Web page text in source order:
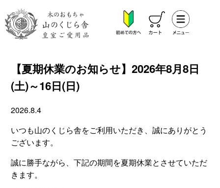
【夏期休業のお知らせ】2026年8月8日
(土)～16日(日)
2026.8.4
いつも山のくじら舎をご利用いただき、誠にありがとう
ございます。
誠に勝手ながら、下記の期間を夏期休業とさせていただ
きます。